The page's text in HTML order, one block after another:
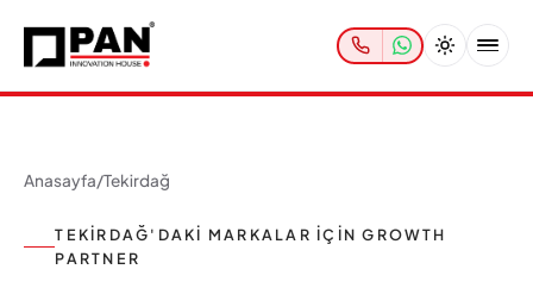
Anasayfa/Tekirdağ
TEKIRDAĞ'DAKI MARKALAR IÇIN GROWTH
PARTNER